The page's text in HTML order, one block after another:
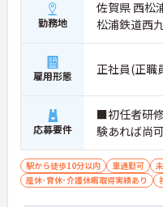
勤務地
佐賀県 西松
松浦鉄道西
雇用形態 正社員(正職
応募要件
■初任者研
験あれば尚
駅から徒歩10分以内 車通勤可
産休･育休･介護休暇取得実績あり